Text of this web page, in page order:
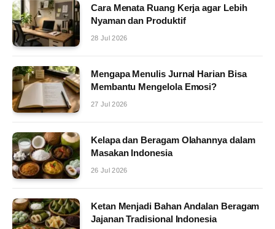
Cara Menata Ruang Kerja agar Lebih
Nyaman dan Produktif
28 Jul 2026
Mengapa Menulis Jurnal Harian Bisa
Membantu Mengelola Emosi?
27 Jul 2026
Kelapa dan Beragam Olahannya dalam
Masakan Indonesia
26 Jul 2026
Ketan Menjadi Bahan Andalan Beragam
Jajanan Tradisional Indonesia